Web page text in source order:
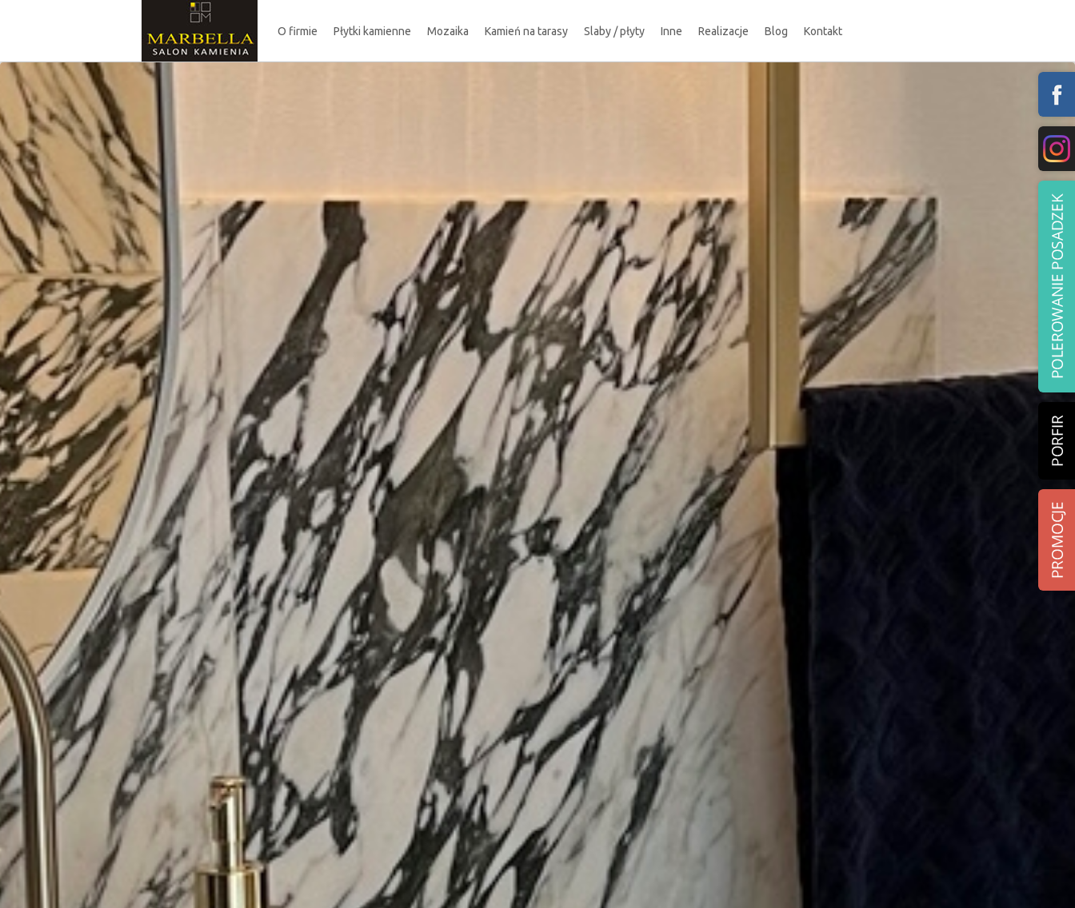
O firmie Płytki kamienne Mozaika Kamień na tarasy Slaby / płyty Inne Realizacje Blog Kontakt